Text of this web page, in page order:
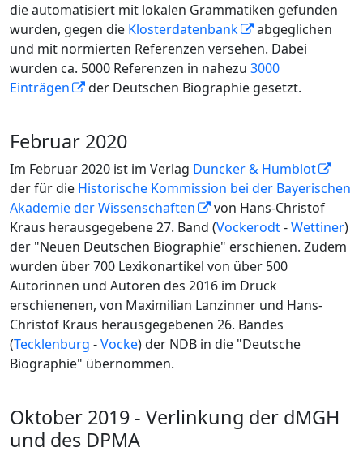
die automatisiert mit lokalen Grammatiken gefunden
wurden, gegen die Klosterdatenbank
abgeglichen
und mit normierten Referenzen versehen. Dabei
wurden ca. 5000 Referenzen in nahezu 3000
Einträgen
der Deutschen Biographie gesetzt.
Februar 2020
Im Februar 2020 ist im Verlag Duncker & Humblot
der für die Historische Kommission bei der Bayerischen
Akademie der Wissenschaften
von Hans-Christof
Kraus herausgegebene 27. Band (Vockerodt-Wettiner)
der "Neuen Deutschen Biographie" erschienen. Zudem
wurden über 700 Lexikonartikel von über 500
Autorinnen und Autoren des 2016 im Druck
erschienenen, von Maximilian Lanzinner und Hans-
Christof Kraus herausgegebenen 26. Bandes
(Tecklenburg -Vocke) der NDB in die "Deutsche
Biographie" übernommen.
Oktober 2019 - Verlinkung der dMGH
und des DPMA